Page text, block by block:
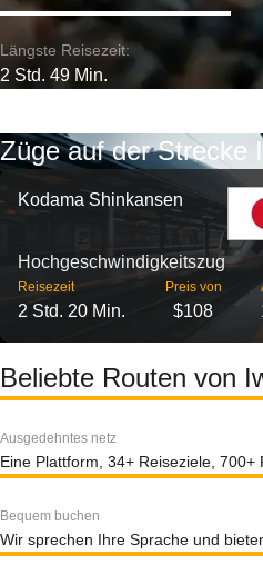
Längste Reisezeit:
2 Std. 49 Min.
Züge auf der Strecke
Kodama Shinkansen
Hochgeschwindigkeitszug
Reisezeit
2 Std. 20 Min.
Preis von
$108
Beliebte Routen von
Ausgedehntes netz
Eine Plattform, 34+ Reiseziele, 700+
Bequem buchen
Wir sprechen Ihre Sprache und